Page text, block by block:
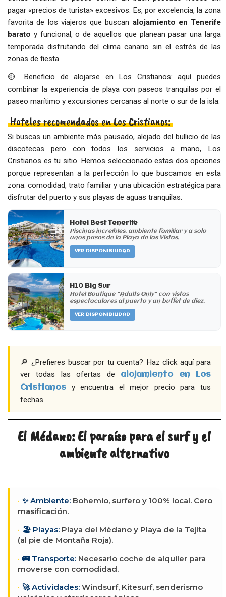
pagar «precios de turista» excesivos. Es, por excelencia, la zona
favorita de los viajeros que buscan alojamiento en Tenerife
barato y funcional, o de aquellos que planean pasar una larga
temporada disfrutando del clima canario sin el estrés de las
zonas de fiesta.
🟡 Beneficio de alojarse en Los Cristianos: aquí puedes
combinar la experiencia de playa con paseos tranquilas por el
paseo marítimo y excursiones cercanas al norte o sur de la isla.
Hoteles recomendados en Los Cristianos:
Si buscas un ambiente más pausado, alejado del bullicio de las
discotecas pero con todos los servicios a mano, Los
Cristianos es tu sitio. Hemos seleccionado estas dos opciones
porque representan a la perfección lo que buscamos en esta
zona: comodidad, trato familiar y una ubicación estratégica para
disfrutar del puerto y sus playas de aguas tranquilas.
Hotel Best Tenerife
Piscinas increíbles, ambiente familiar y a solo
unos pasos de la Playa de las Vistas.
VER DISPONIBILIDAD
H10 Big Sur
Hotel Boutique "Adults Only" con vistas
espectaculares al puerto y un buffet de diez.
VER DISPONIBILIDAD
🔎 ¿Prefieres buscar por tu cuenta? Haz click aquí para
ver todas las ofertas de alojamiento en Los
Cristianos
y encuentra el mejor precio para tus
fechas
El Médano: El paraíso para el surf y el
ambiente alternativo
✨ Ambiente: Bohemio, surfero y 100% local. Cero
masificación.
🏖️ Playas: Playa del Médano y Playa de la Tejita
(al pie de Montaña Roja).
🚌 Transporte: Necesario coche de alquiler para
moverse con comodidad.
🚀 Actividades: Windsurf, Kitesurf, senderismo